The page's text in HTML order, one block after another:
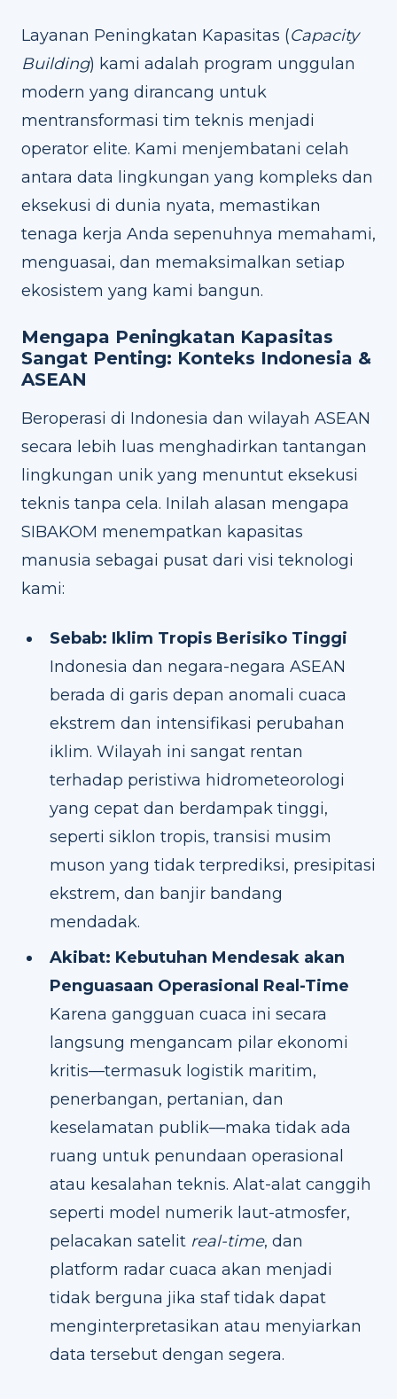
Layanan Peningkatan Kapasitas (Capacity
Building) kami adalah program unggulan
modern yang dirancang untuk
mentransformasi tim teknis menjadi
operator elite. Kami menjembatani celah
antara data lingkungan yang kompleks dan
eksekusi di dunia nyata, memastikan
tenaga kerja Anda sepenuhnya memahami,
menguasai, dan memaksimalkan setiap
ekosistem yang kami bangun.
Mengapa Peningkatan Kapasitas
Sangat Penting: Konteks Indonesia &
ASEAN
Beroperasi di Indonesia dan wilayah ASEAN
secara lebih luas menghadirkan tantangan
lingkungan unik yang menuntut eksekusi
teknis tanpa cela. Inilah alasan mengapa
SIBAKOM menempatkan kapasitas
manusia sebagai pusat dari visi teknologi
kami:
Sebab: Iklim Tropis Berisiko Tinggi
Indonesia dan negara-negara ASEAN
berada di garis depan anomali cuaca
ekstrem dan intensifikasi perubahan
iklim. Wilayah ini sangat rentan
terhadap peristiwa hidrometeorologi
yang cepat dan berdampak tinggi,
seperti siklon tropis, transisi musim
muson yang tidak terprediksi, presipitasi
ekstrem, dan banjir bandang
mendadak.
Akibat: Kebutuhan Mendesak akan
Penguasaan Operasional Real-Time
Karena gangguan cuaca ini secara
langsung mengancam pilar ekonomi
kritis—termasuk logistik maritim,
penerbangan, pertanian, dan
keselamatan publik—maka tidak ada
ruang untuk penundaan operasional
atau kesalahan teknis. Alat-alat canggih
seperti model numerik laut-atmosfer,
pelacakan satelit real-time, dan
platform radar cuaca akan menjadi
tidak berguna jika staf tidak dapat
menginterpretasikan atau menyiarkan
data tersebut dengan segera.